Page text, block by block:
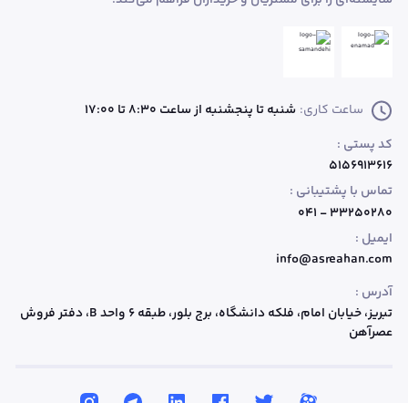
ساعت کاری: شنبه تا پنجشنبه از ساعت 8:30 تا 17:00
کد پستی :
۵۱۵۶۹۱۳۶۱۶
تماس با پشتیبانی :
۳۳۲۵۰۲۸۰ - ۰۴۱
ایمیل :
info@asreahan.com
آدرس :
تبریز، خیابان امام، فلکه دانشگاه، برج بلور، طبقه ۶ واحد B
، دفتر فروش
عصرآهن